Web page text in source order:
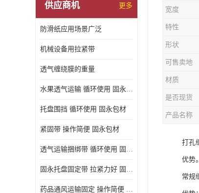
供应商机 更多
防滑纸应用场景广泛
机械设备用拉紧带
透气缠绕膜的重量
水果透气运输 循环使用 固永包材
托盘围挡 循环使用 固永包材
紧固带 操作简便 固永包材
透气运输捆绑带 循环使用 固永包材
固永托盘固定带 拉紧力好 固永包材
药品通风运输固定 操作简便 固永包材
宽度
特性
形状
可售卖地
材质
是否现货
产品名称
打孔
优势
常规